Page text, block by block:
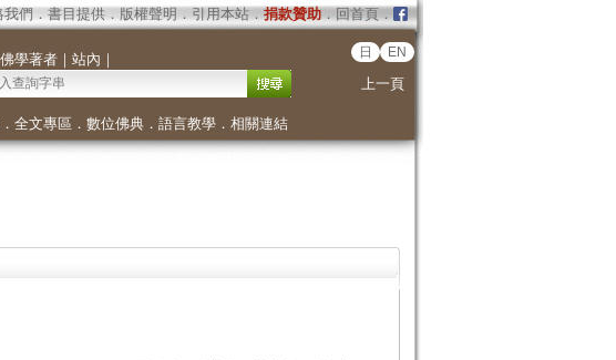
我們 ． 書目提供． 版權聲明 ． 引用本站． 捐款贊助．回首頁．
佛學著者｜ 站內 ｜ 日 EN
上一頁
． 全文專區 ． 數位佛典． 語言教學． 相關連結